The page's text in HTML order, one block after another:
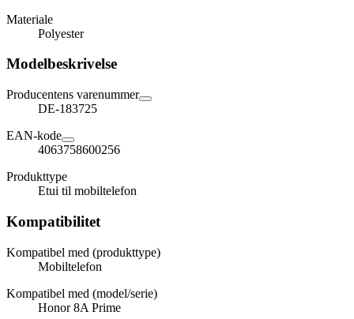
Materiale
Polyester
Modelbeskrivelse
Producentens varenummer
DE-183725
EAN-kode
4063758600256
Produkttype
Etui til mobiltelefon
Kompatibilitet
Kompatibel med (produkttype)
Mobiltelefon
Kompatibel med (model/serie)
Honor 8A Prime